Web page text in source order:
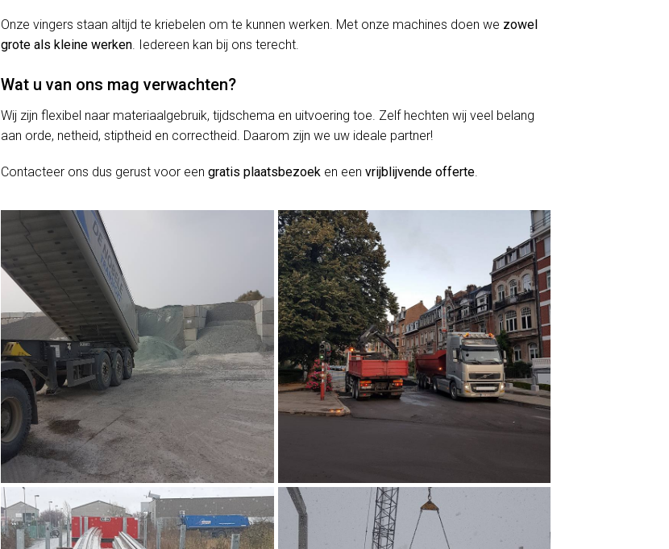
Onze vingers staan altijd te kriebelen om te kunnen werken. Met onze machines doen we zowel
grote als kleine werken . Iedereen kan bij ons terecht.
Wat u van ons mag verwachten?
Wij zijn flexibel naar materiaalgebruik, tijdschema en uitvoering toe. Zelf hechten wij veel belang
aan orde, netheid, stiptheid en correctheid. Daarom zijn we uw ideale partner!
Contacteer ons dus gerust voor eengratis plaatsbezoek en eenvrijblijvende offerte.